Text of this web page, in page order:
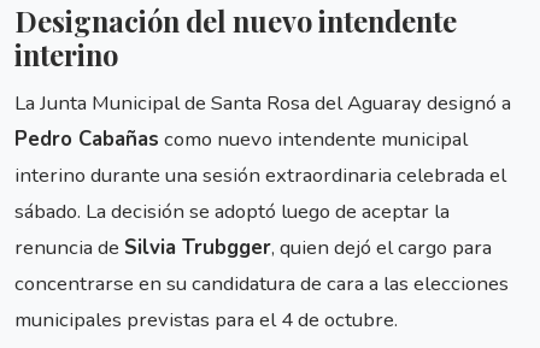
Designación del nuevo intendente
interino
La Junta Municipal de Santa Rosa del Aguaray designó a
Pedro Cabañas como nuevo intendente municipal
interino durante una sesión extraordinaria celebrada el
sábado. La decisión se adoptó luego de aceptar la
renuncia de Silvia Trubgger, quien dejó el cargo para
concentrarse en su candidatura de cara a las elecciones
municipales previstas para el 4 de octubre.